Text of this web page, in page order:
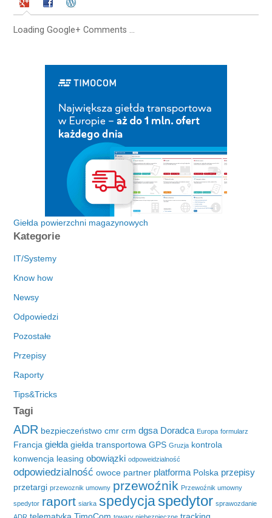
Loading Google+ Comments ...
Giełda powierzchni magazynowych
Kategorie
IT/Systemy
Know how
Newsy
Odpowiedzi
Pozostałe
Przepisy
Raporty
Tips&Tricks
Tagi
ADR bezpieczeństwo cmr crm dgsa Doradca Europa formularz
Francja giełda giełda transportowa GPS Gruzja kontrola
konwencja leasing obowiązki odpoweidzialność
odpowiedzialność owoce partner platforma Polska przepisy
przetargi przewoznik umowny przewoźnik Przewoźnik umowny
spedytor raport siarka spedycjaspedytor sprawozdanie